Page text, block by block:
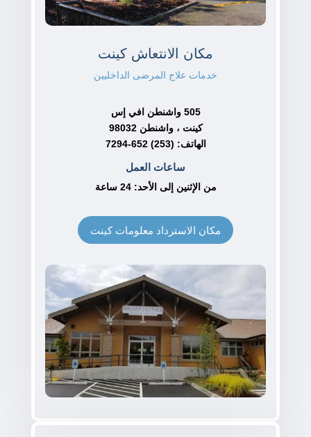
مكان الانتعاش كينت
خدمات علاج المرضى الداخليين
505 واشنطن افي إس
كينت ، واشنطن 98032
الهاتف: (253) 652-7294
ساعات العمل
من الإثنين إلى الأحد: 24 ساعة
مكان الاسترداد معلومات كينت